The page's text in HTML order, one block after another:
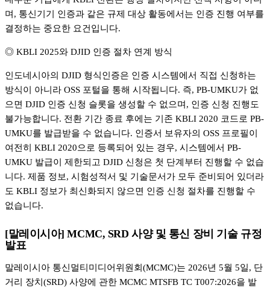
며, 통신기기 인증과 같은 규제 대상 활동에서는 인증 진행 여부를
결정하는 중요한 요건입니다.
◎ KBLI 2025와 DJID 인증 절차 연계 방식
인도네시아의 DJID 형식인증은 인증 시스템에서 직접 신청하는
방식이 아니라 OSS 포털을 통해 시작됩니다. 즉, PB-UMKU가 없
으면 DJID 인증 신청 슬롯을 생성할 수 없으며, 인증 신청 진행도
불가능합니다. 전환 기간 종료 후에는 기존 KBLI 2020 코드로 PB-
UMKU를 발급받을 수 없습니다. 인증서 보유자의 OSS 프로필이
여전히 KBLI 2020으로 등록되어 있는 경우, 시스템에서 PB-
UMKU 발급이 제한되고 DJID 신청은 첫 단계부터 진행할 수 없습
니다. 제품 정보, 시험성적서 및 기술문서가 모두 준비되어 있더라
도 KBLI 정보가 최신화되지 않으면 인증 신청 절차를 진행할 수
없습니다.
[말레이시아] MCMC, SRD 사양 및 통신 장비 기술 규정
발표
말레이시아 통신멀티미디어위원회(MCMC)는 2026년 5월 5일, 단
거리 장치(SRD) 사양에 관한 MCMC MTSFB TC T007:2026을 발